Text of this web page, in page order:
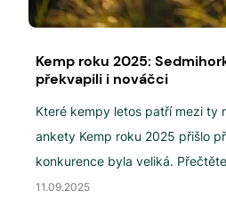
Kemp roku 2025:
překvapili i nováčci
Které kempy letos patří mezi ty
ankety Kemp roku 2025 přišlo
konkurence byla veliká.
hlasování.
11.09.2025